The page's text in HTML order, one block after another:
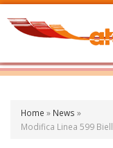
Home » News »
Modifica Linea 599